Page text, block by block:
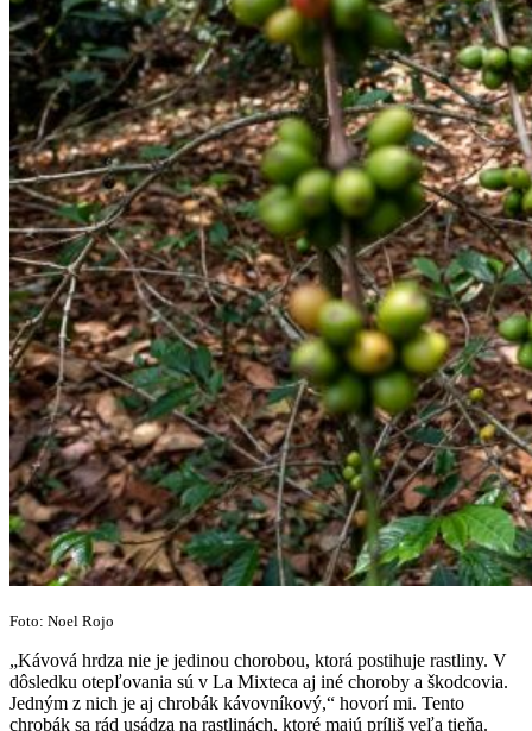
Foto: Noel Rojo
„Kávová hrdza nie je jedinou chorobou, ktorá postihuje rastliny. V
dôsledku otepľovania sú v La Mixteca aj iné choroby a škodcovia.
Jedným z nich je aj chrobák kávovníkový,“ hovorí mi. Tento
chrobák sa rád usádza na rastlinách, ktoré majú príliš veľa tieňa.